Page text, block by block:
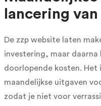
lancering
De zzp website laten
investering, maar
doorlopende kosten. Het
maandelijkse uitgaven
zodat je niet voor